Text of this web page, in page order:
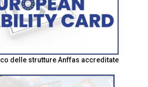
delle strutture Anffas accreditate